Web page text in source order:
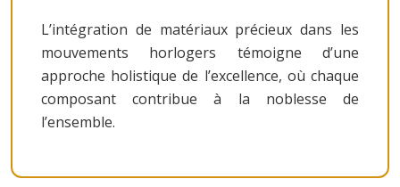
L’intégration de matériaux précieux dans les
mouvements horlogers témoigne d’une
approche holistique de l’excellence, où chaque
composant contribue à la noblesse de
l’ensemble.